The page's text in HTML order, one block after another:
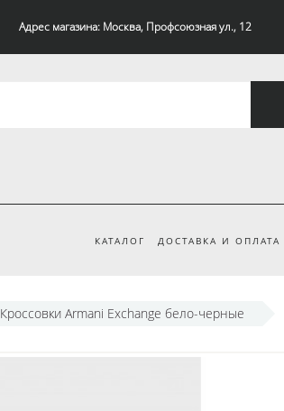
Адрес магазина: Москва, Профсоюзная ул., 12
КАТАЛОГ ДОСТАВКА И ОПЛАТА
Кроссовки Armani Exchange бело-черные